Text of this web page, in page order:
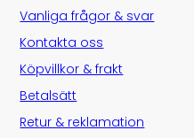
Vanliga frågor & svar
Kontakta oss
Köpvillkor & frakt
Betalsätt
Retur & reklamation